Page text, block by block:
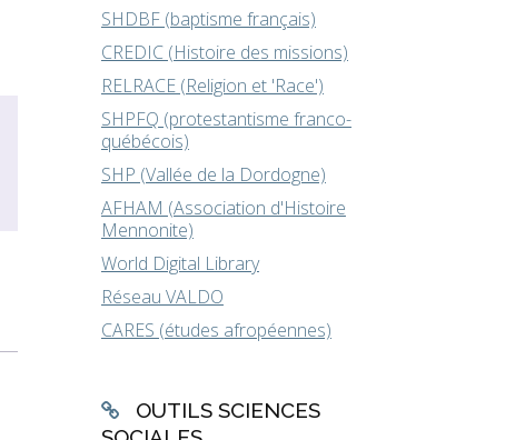
SHDBF (baptisme français)
CREDIC (Histoire des missions)
RELRACE (Religion et 'Race')
SHPFQ (protestantisme franco-
québécois)
SHP (Vallée de la Dordogne)
AFHAM (Association d'Histoire
Mennonite)
World Digital Library
Réseau VALDO
CARES (études afropéennes)
OUTILS SCIENCES